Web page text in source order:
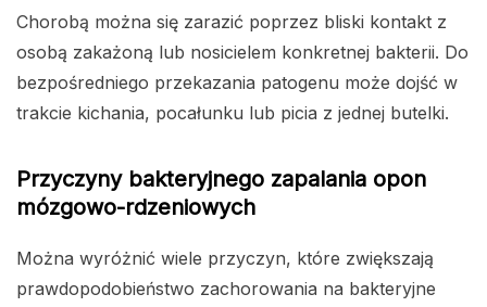
Chorobą można się zarazić poprzez bliski kontakt z
osobą zakażoną lub nosicielem konkretnej bakterii. Do
bezpośredniego przekazania patogenu może dojść w
trakcie kichania, pocałunku lub picia z jednej butelki.
Przyczyny bakteryjnego zapalania opon
mózgowo-rdzeniowych
Można wyróżnić wiele przyczyn, które zwiększają
prawdopodobieństwo zachorowania na bakteryjne